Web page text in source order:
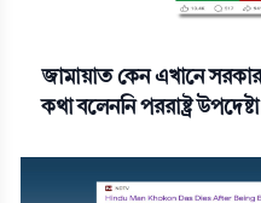
জামায়াত কেন এখানে
কথা বলেননি পররাষ্ট্র উপদেষ্টা